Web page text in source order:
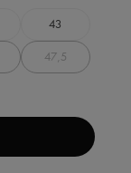
43
47,5